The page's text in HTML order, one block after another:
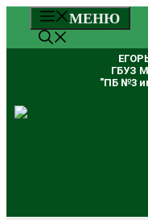
Перейти
содержимому
МЕНЮ
ГБУЗ
"ПБ №3